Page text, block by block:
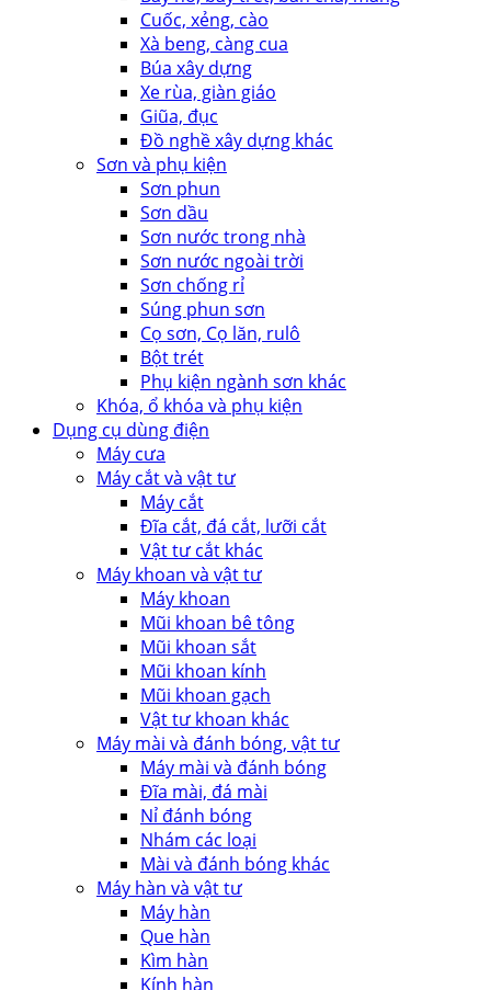
Cuốc, xẻng, cào
Xà beng, càng cua
Búa xây dựng
Xe rùa, giàn giáo
Giũa, đục
Đồ nghề xây dựng khác
Sơn và phụ kiện
Sơn phun
Sơn dầu
Sơn nước trong nhà
Sơn nước ngoài trời
Sơn chống rỉ
Súng phun sơn
Cọ sơn, Cọ lăn, rulô
Bột trét
Phụ kiện ngành sơn khác
Khóa, ổ khóa và phụ kiện
Dụng cụ dùng điện
Máy cưa
Máy cắt và vật tư
Máy cắt
Đĩa cắt, đá cắt, lưỡi cắt
Vật tư cắt khác
Máy khoan và vật tư
Máy khoan
Mũi khoan bê tông
Mũi khoan sắt
Mũi khoan kính
Mũi khoan gạch
Vật tư khoan khác
Máy mài và đánh bóng, vật tư
Máy mài và đánh bóng
Đĩa mài, đá mài
Nỉ đánh bóng
Nhám các loại
Mài và đánh bóng khác
Máy hàn và vật tư
Máy hàn
Que hàn
Kìm hàn
Kính hàn